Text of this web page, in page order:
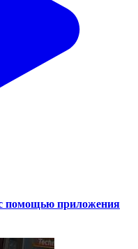
помощью приложения